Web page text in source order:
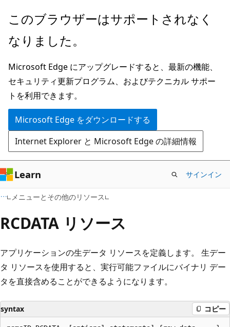
メ
ン
ン
テ
ン
ツ
に
ス
キ
ッ
プ
このブラウザーはサポートされなく
なりました。
Microsoft Edge にアップグレードすると、最新の機能、
セキュリティ更新プログラム、およびテクニカル サポー
トを利用できます。
Microsoft Edge をダウンロードする
Internet Explorer と Microsoft Edge の詳細情報
Learn サインイン
メニューとその他のリソース
RCDATA リソース
アプリケーションの生データ リソースを定義します。 生デー
タ リソースを使用すると、実行可能ファイルにバイナリ デー
タを直接含めることができるようになります。
syntax コピー